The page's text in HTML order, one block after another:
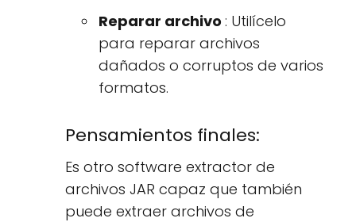
Reparar archivo : Utilícelo
para reparar archivos
dañados o corruptos de varios
formatos.
Pensamientos finales:
Es otro software extractor de
archivos JAR capaz que también
puede extraer archivos de